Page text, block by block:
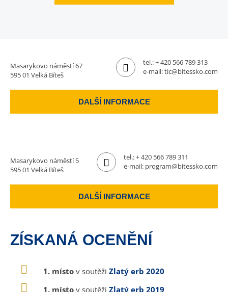
Masarykovo náměstí 67
595 01 Velká Bíteš
tel.:+ 420 566 789 313
e-mail:tic@bitessko.com
DALŠÍ INFORMACE
Masarykovo náměstí 5
595 01 Velká Bíteš
tel.:+ 420 566 789 311
e-mail: program@bitessko.com
DALŠÍ INFORMACE
ZÍSKANÁ OCENĚNÍ
1. místo v soutěži Zlatý erb 2020
1. místo v soutěži Zlatý erb 2019